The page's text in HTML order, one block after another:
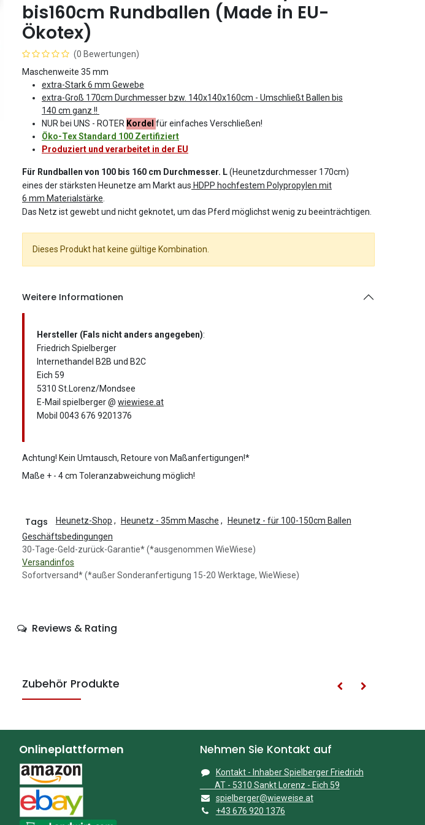
bis160cm Rundballen (Made in EU-
Ökotex)
(0 Bewertungen)
Maschenweite 35 mm
extra-Stark 6 mm Gewebe
extra-Groß 170cm Durchmesser bzw. 140x140x160cm - Umschließt Ballen bis
140 cm ganz !!
NUR bei UNS - ROTER Kordel für einfaches Verschließen!
Öko-Tex Standard 100 Zertifiziert
Produziert und verarbeitet in der EU
Für Rundballen von 100 bis 160 cm Durchmesser. L(Heunetzdurchmesser 170cm)
eines der stärksten Heunetze am Markt aus HDPP hochfestem Polypropylen mit
6 mm Materialstärke
Das Netz ist gewebt und nicht geknotet, um das Pferd möglichst wenig zu beeinträchtigen.
Dieses Produkt hat keine gültige Kombination.
Weitere Informationen
Hersteller (Fals nicht anders angegeben):
Friedrich Spielberger
Internethandel B2B und B2C
Eich 59
5310 St.Lorenz/Mondsee
E-Mail spielberger @ wiewiese.at
Mobil 0043 676 9201376
Achtung! Kein Umtausch, Retoure von Maßanfertigungen!*
Maße + - 4 cm Toleranzabweichung möglich!
Tags Heunetz-Shop , Heunetz - 35mm Masche ,
Heunetz - für 100-150cm Ballen
Geschäftsbedingungen
30-Tage-Geld-zurück-Garantie* (*ausgenommen WieWiese)
Versandinfos
Sofortversand* (*außer Sonderanfertigung 15-20 Werktage, WieWiese)
Reviews & Rating
Zubehör Produkte
Nehmen Sie Kontakt auf
Kontakt - Inhaber Spielberger Friedrich
AT - 5310 Sankt Lorenz - Eich 59
spielberger@wieweise.at
+43 676 920 1376
Onlineplattformen